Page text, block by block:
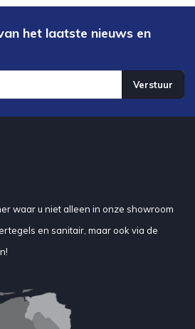
het laatste nieuws en
Verstuur
waar u niet alleen in onze showroom
en sanitair, maar ook via de